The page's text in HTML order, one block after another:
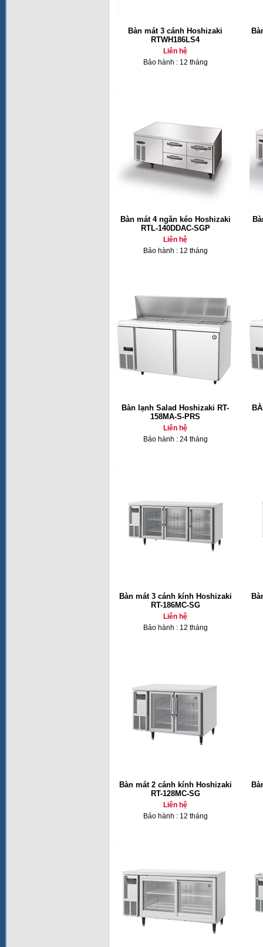
Bàn mát 3 cánh Hoshizaki
RTWH186LS4
Liên hệ
Bảo hành : 12 tháng
Bàn mát 4 ngăn kéo Hoshizaki
RTL-140DDAC-SGP
Liên hệ
Bảo hành : 12 tháng
Bàn lạnh Salad Hoshizaki RT-
158MA-S-PRS
Liên hệ
Bảo hành : 24 tháng
Bàn mát 3 cánh kính Hoshizaki
RT-186MC-SG
Liên hệ
Bảo hành : 12 tháng
Bàn mát 2 cánh kính Hoshizaki
RT-128MC-SG
Liên hệ
Bảo hành : 12 tháng